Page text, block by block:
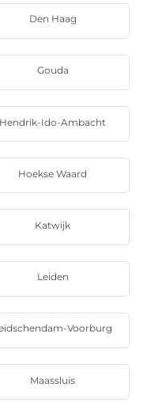
Den Haag
Gouda
Hendrik-Ido-Ambacht
Hoekse Waard
Katwijk
Leiden
Voorburg
Maassluis